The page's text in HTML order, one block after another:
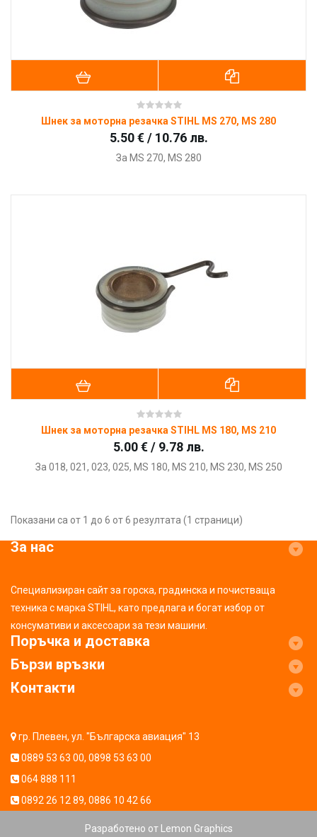
Шнек за моторна резачка STIHL MS 270, MS 280
5.50 € / 10.76 лв.
За MS 270, MS 280
Шнек за моторна резачка STIHL MS 180, MS 210
5.00 € / 9.78 лв.
За 018, 021, 023, 025, MS 180, MS 210, MS 230, MS 250
Показани са от 1 до 6 от 6 резултата (1 страници)
За нас
Специализиран сайт за горска, градинска и почистваща
техника с марка STIHL, като предлага и богат избор от
консумативи и аксесоари за тези машини.
Поръчка и доставка
Бързи връзки
Контакти
гр. Плевен, ул. "Българска авиация" 13
0889 53 63 00, 0898 53 63 00
064 888 111
0892 26 12 89, 0886 10 42 66
Разработено от Lemon Graphics